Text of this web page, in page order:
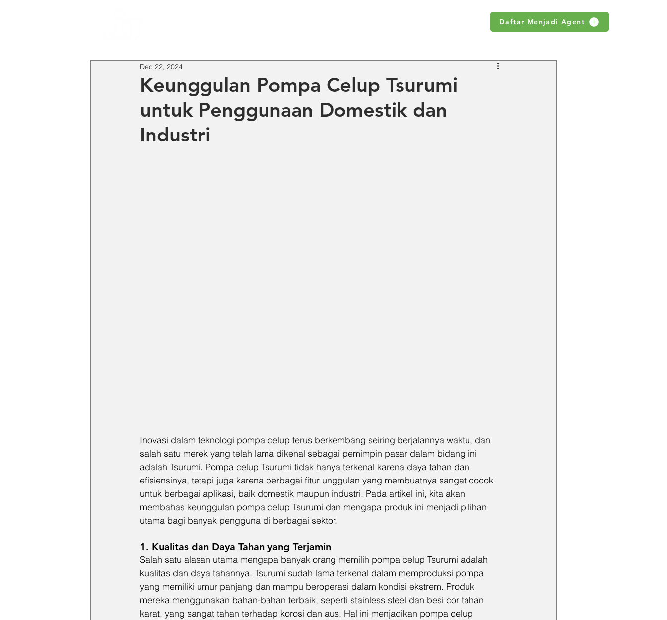
Daftar Menjadi Agent
Keunggulan Pompa Celup Tsurumi
untuk Penggunaan Domestik dan
Industri
Dec 22, 2024
Inovasi dalam teknologi pompa celup terus berkembang seiring berjalannya waktu, dan
salah satu merek yang telah lama dikenal sebagai pemimpin pasar dalam bidang ini
adalah Tsurumi. Pompa celup Tsurumi tidak hanya terkenal karena daya tahan dan
efisiensinya, tetapi juga karena berbagai fitur unggulan yang membuatnya sangat cocok
untuk berbagai aplikasi, baik domestik maupun industri. Pada artikel ini, kita akan
membahas keunggulan pompa celup Tsurumi dan mengapa produk ini menjadi pilihan
utama bagi banyak pengguna di berbagai sektor.
1. Kualitas dan Daya Tahan yang Terjamin
Salah satu alasan utama mengapa banyak orang memilih pompa celup Tsurumi adalah
kualitas dan daya tahannya. Tsurumi sudah lama terkenal dalam memproduksi pompa
yang memiliki umur panjang dan mampu beroperasi dalam kondisi ekstrem. Produk
mereka menggunakan bahan-bahan terbaik, seperti stainless steel dan besi cor tahan
karat, yang sangat tahan terhadap korosi dan aus. Hal ini menjadikan pompa celup